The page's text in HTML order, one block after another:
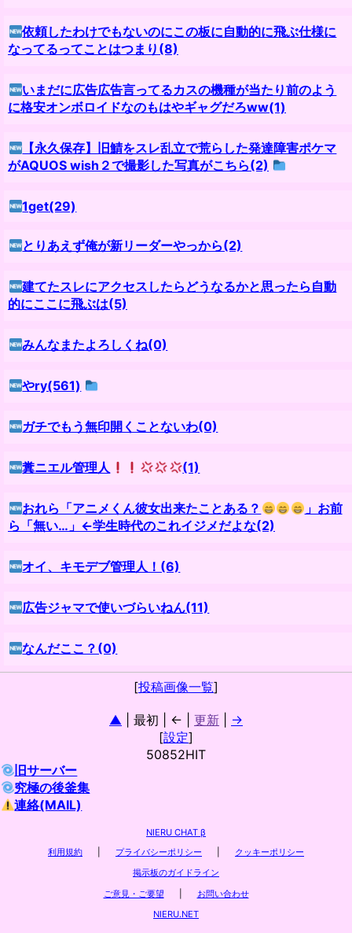
依頼したわけでもないのにこの板に自動的に飛ぶ仕様に
なってるってことはつまり(8)
いまだに広告広告言ってるカスの機種が当たり前のよう
に格安オンボロイドなのもはやギャグだろww(1)
【永久保存】旧鯖をスレ乱立で荒らした発達障害ポケマ
がAQUOS wish２で撮影した写真がこちら(2)
1get(29)
とりあえず俺が新リーダーやっから(2)
建てたスレにアクセスしたらどうなるかと思ったら自動
的にここに飛ぶは(5)
みんなまたよろしくね(0)
やry(561)
ガチでもう無印開くことないわ(0)
糞ニエル管理人 (1)
おれら「アニメくん彼女出来たことある？
」お前
ら「無い…」←学生時代のこれイジメだよな(2)
オイ、キモデブ管理人！(6)
広告ジャマで使いづらいねん(11)
なんだここ？(0)
[投稿画像一覧]
▲ | 最初 | ← | 更新
→
[設定]
50852HIT
旧サーバー
究極の後釜集
連絡(MAIL)
NIERU CHAT β
利用規約
プライバシーポリシー
クッキーポリシー
掲示板のガイドライン
ご意見・ご要望
お問い合わせ
NIERU.NET